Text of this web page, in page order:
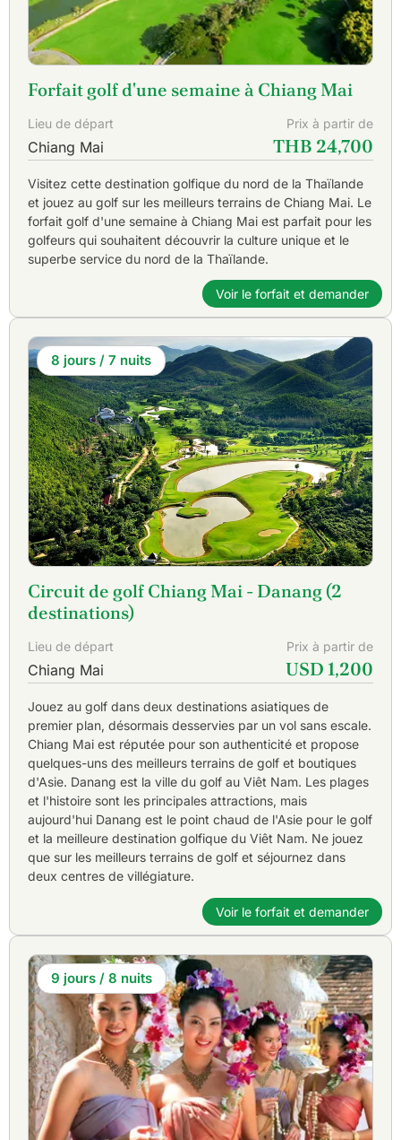
Forfait golf d'une semaine à Chiang Mai
Lieu de départ Prix à partir de
Chiang Mai THB 24,700
Visitez cette destination golfique du nord de la Thaïlande
et jouez au golf sur les meilleurs terrains de Chiang Mai. Le
forfait golf d'une semaine à Chiang Mai est parfait pour les
golfeurs qui souhaitent découvrir la culture unique et le
superbe service du nord de la Thaïlande.
Voir le forfait et demander
8 jours / 7 nuits
Circuit de golf Chiang Mai - Danang (2
destinations)
Lieu de départ Prix à partir de
Chiang Mai USD 1,200
Jouez au golf dans deux destinations asiatiques de
premier plan, désormais desservies par un vol sans escale.
Chiang Mai est réputée pour son authenticité et propose
quelques-uns des meilleurs terrains de golf et boutiques
d'Asie. Danang est la ville du golf au Viêt Nam. Les plages
et l'histoire sont les principales attractions, mais
aujourd'hui Danang est le point chaud de l'Asie pour le golf
et la meilleure destination golfique du Viêt Nam. Ne jouez
que sur les meilleurs terrains de golf et séjournez dans
deux centres de villégiature.
Voir le forfait et demander
9 jours / 8 nuits